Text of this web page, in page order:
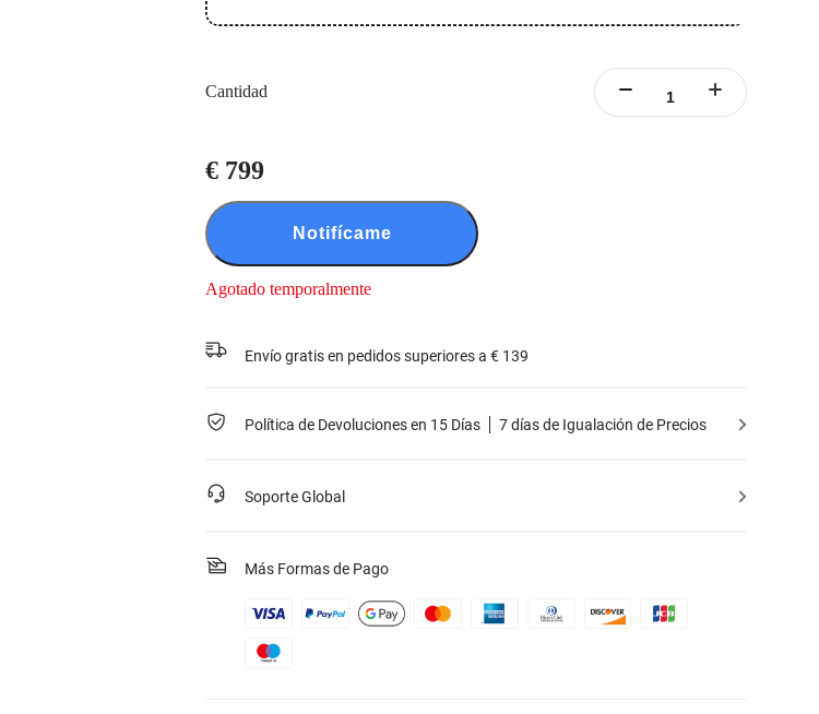
Cantidad
€ 799
Notifícame
Agotado temporalmente
Envío gratis en pedidos superiores a € 139
Política de Devoluciones en 15 Días 7 días de Igualación de Precios
Soporte Global
Más Formas de Pago